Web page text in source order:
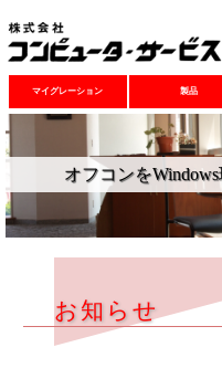
マイグレーション 製品
オフコンを
お知らせ